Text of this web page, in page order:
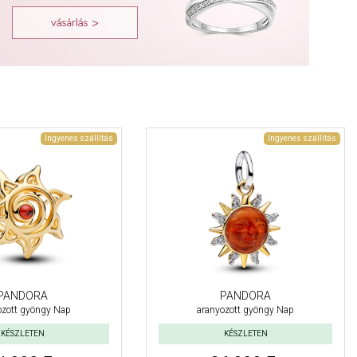
Ingyenes szállítás
gyöngy Nap
KÉSZLETEN
Ingyenes szállítás
PANDORA
aranyozott gyöngy Nap
KÉSZLETEN